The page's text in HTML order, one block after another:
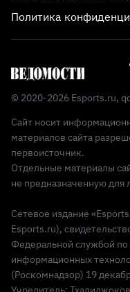
Политика
© 2020-2026 Esports.ru,
Сайт носит
материалов сайта
первоисточник.
Отдельные материалы
не предназначенную для
Сетевое издание
Esports.ru),
Федеральной службой по
информационных
(Роскомнадзор) 19